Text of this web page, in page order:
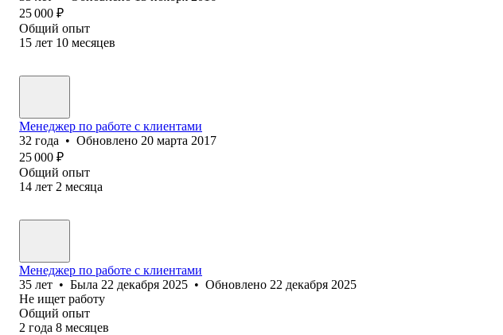
25 000 ₽
Общий опыт
15 лет 10 месяцев
Менеджер по работе с клиентами
32 года • Обновлено 20 марта 2017
25 000 ₽
Общий опыт
14 лет 2 месяца
Менеджер по работе с клиентами
35 лет • Была 22 декабря 2025 • Обновлено 22 декабря 2025
Не ищет работу
Общий опыт
2 года 8 месяцев